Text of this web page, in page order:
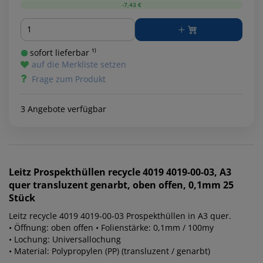
-7,43 €
Menge
sofort lieferbar ¹⁾
auf die Merkliste setzen
Frage zum Produkt
3 Angebote verfügbar
Leitz Prospekthüllen recycle 4019 4019-00-03, A3
quer transluzent genarbt, oben offen, 0,1mm 25
Stück
Leitz recycle 4019 4019-00-03 Prospekthüllen in A3 quer.
• Öffnung: oben offen • Folienstärke: 0,1mm / 100my
• Lochung: Universallochung
• Material: Polypropylen (PP) (transluzent / genarbt)